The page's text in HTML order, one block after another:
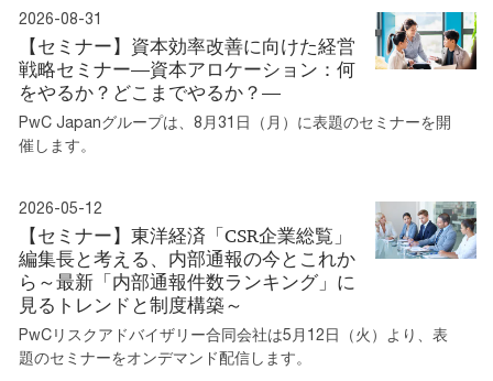
2026-08-31
【セミナー】資本効率改善に向けた経営
戦略セミナー―資本アロケーション：何
をやるか？どこまでやるか？―
PwC Japanグループは、8月31日（月）に表題のセミナーを開
催します。
2026-05-12
【セミナー】東洋経済「CSR企業総覧」
編集長と考える、内部通報の今とこれか
ら～最新「内部通報件数ランキング」に
見るトレンドと制度構築～
PwCリスクアドバイザリー合同会社は5月12日（火）より、表
題のセミナーをオンデマンド配信します。